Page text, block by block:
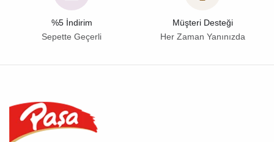
%5 İndirim
Sepette Geçerli
Müşteri Desteği
Her Zaman Yanınızda